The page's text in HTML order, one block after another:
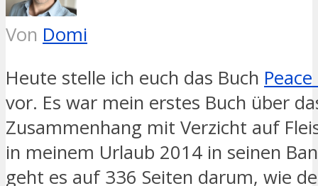
Von Domi
Heute stelle ich euch das Buch
vor. Es war mein erstes Buch über
Zusammenhang mit Verzicht auf
in meinem Urlaub 2014 in seinen
geht es auf 336 Seiten darum, wie